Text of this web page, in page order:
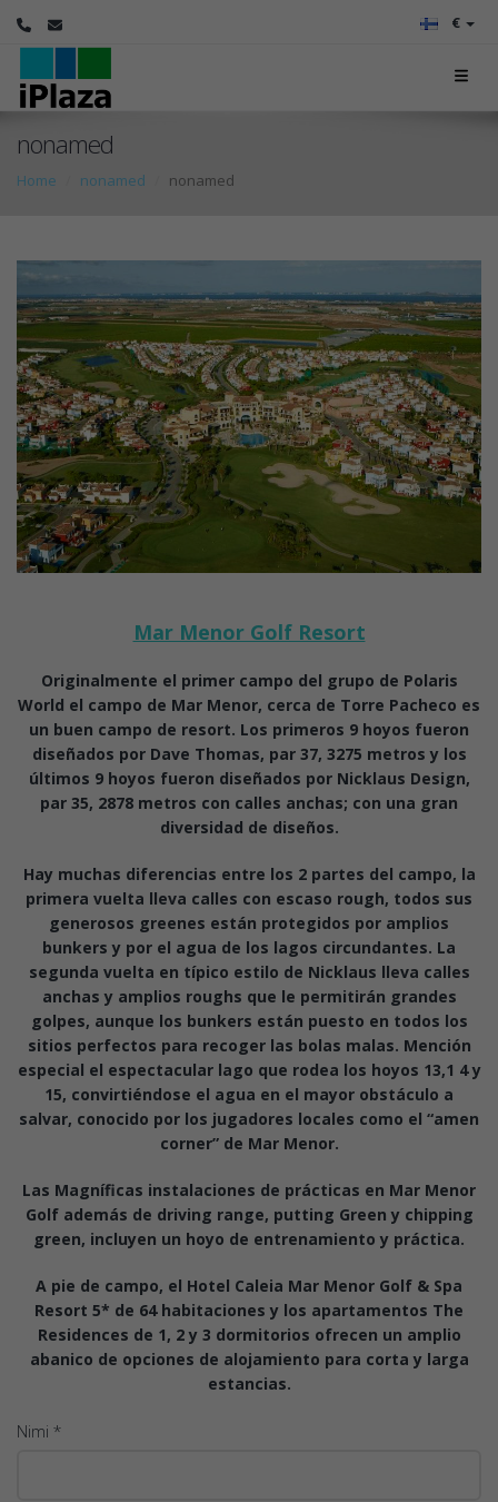
€
nonamed
Home nonamed nonamed
Mar Menor Golf Resort
Originalmente el primer campo del grupo de Polaris
World el campo de Mar Menor, cerca de Torre Pacheco es
un buen campo de resort. Los primeros 9 hoyos fueron
diseñados por Dave Thomas, par 37, 3275 metros y los
últimos 9 hoyos fueron diseñados por Nicklaus Design,
par 35, 2878 metros con calles anchas; con una gran
diversidad de diseños.
Hay muchas diferencias entre los 2 partes del campo, la
primera vuelta lleva calles con escaso rough, todos sus
generosos greenes están protegidos por amplios
bunkers y por el agua de los lagos circundantes. La
segunda vuelta en típico estilo de Nicklaus lleva calles
anchas y amplios roughs que le permitirán grandes
golpes, aunque los bunkers están puesto en todos los
sitios perfectos para recoger las bolas malas. Mención
especial el espectacular lago que rodea los hoyos 13,1 4 y
15, convirtiéndose el agua en el mayor obstáculo a
salvar, conocido por los jugadores locales como el “amen
corner” de Mar Menor.
Las Magníficas instalaciones de prácticas en Mar Menor
Golf además de driving range, putting Green y chipping
green, incluyen un hoyo de entrenamiento y práctica.
A pie de campo, el Hotel Caleia Mar Menor Golf & Spa
Resort 5* de 64 habitaciones y los apartamentos The
Residences de 1, 2 y 3 dormitorios ofrecen un amplio
abanico de opciones de alojamiento para corta y larga
estancias.
Nimi *